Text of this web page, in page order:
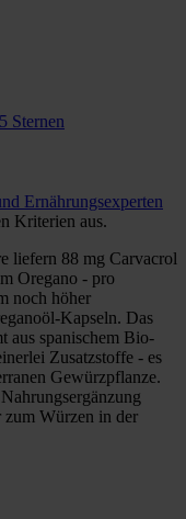
Sternen
Ernährungsexperten
Kriterien aus.
liefern 88 mg Carvacrol
Oregano - pro
noch höher
Kapseln. Das
aus spanischem Bio-
Zusatzstoffe - es
Gewürzpflanze.
zum Würzen in der